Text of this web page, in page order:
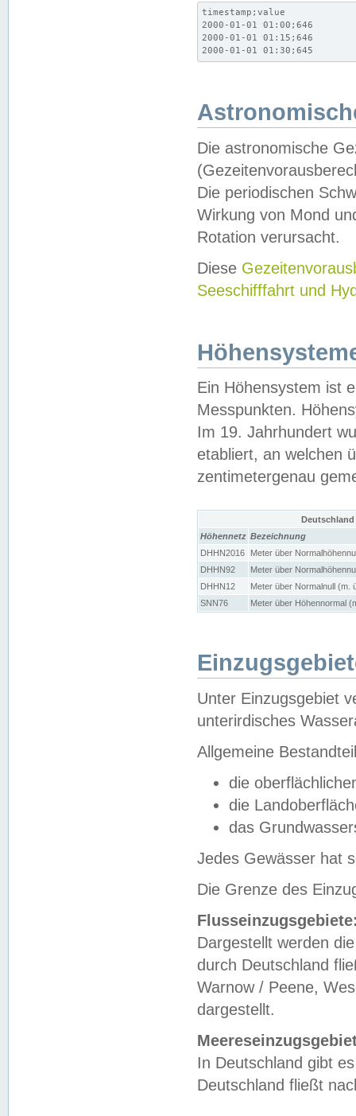
timestamp;value
2000-01-01 01:00;646
2000-01-01 01:15;646
2000-01-01 01:30;645
Die astronomische
Die periodischen
Wirkung von Mond
Rotation verursacht.
Diese
Seeschifffahrt und
Ein Höhensystem ist
Messpunkten.
Im 19. Jahrhundert
etabliert, an welchen
zentimetergenau
Höhennetz Bezeichnung
DHHN2016
Meter über
DHHN92
Meter über
DHHN12
Meter über Normalnull (m.
SNN76
Meter über Höhennormal
Unter Einzugsgebiet
unterirdisches
Allgemeine
die
die
das
Jedes Gewässer hat
Die Grenze des
Dargestellt werden
durch Deutschland
Warnow / Peene,
dargestellt.
In Deutschland gibt
Deutschland fließt